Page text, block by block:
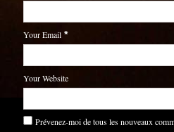
Your Email *
Your Website
Prévenez-moi de tous les nouveaux